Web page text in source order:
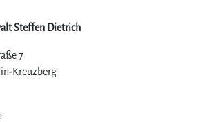
Steffen Dietrich
7
Kreuzberg